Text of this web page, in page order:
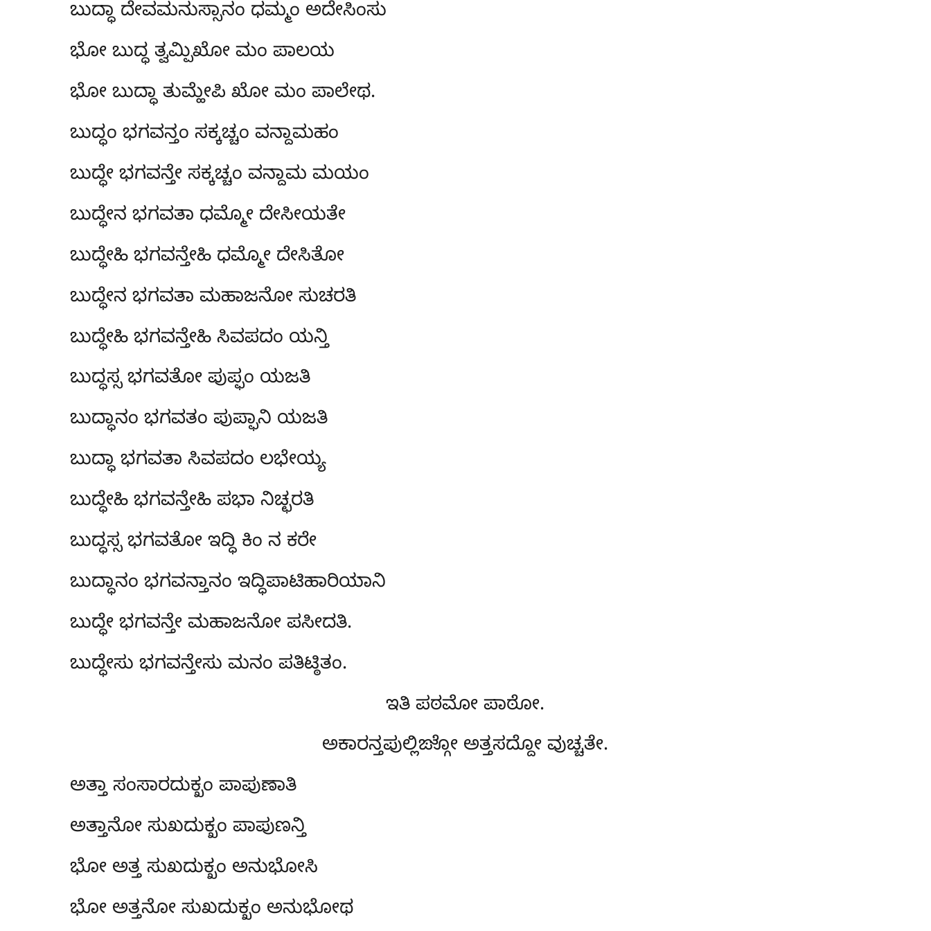
ಬುದ್ಧಾ ದೇವಮನುಸ್ಸಾನಂ ಧಮ್ಮಂ ಅದೇಸಿಂಸು
ಭೋ ಬುದ್ಧ ತ್ವಮ್ಪಿಖೋ ಮಂ ಪಾಲಯ
ಭೋ ಬುದ್ಧಾ ತುಮ್ಹೇಪಿ ಖೋ ಮಂ ಪಾಲೇಥ.
ಬುದ್ಧಂ ಭಗವನ್ತಂ ಸಕ್ಕಚ್ಚಂ ವನ್ದಾಮಹಂ
ಬುದ್ಧೇ ಭಗವನ್ತೇ ಸಕ್ಕಚ್ಚಂ ವನ್ದಾಮ ಮಯಂ
ಬುದ್ಧೇನ ಭಗವತಾ ಧಮ್ಮೋ ದೇಸೀಯತೇ
ಬುದ್ಧೇಹಿ ಭಗವನ್ತೇಹಿ ಧಮ್ಮೋ ದೇಸಿತೋ
ಬುದ್ಧೇನ ಭಗವತಾ ಮಹಾಜನೋ ಸುಚರತಿ
ಬುದ್ಧೇಹಿ ಭಗವನ್ತೇಹಿ ಸಿವಪದಂ ಯನ್ತಿ
ಬುದ್ಧಸ್ಸ ಭಗವತೋ ಪುಪ್ಫಂ ಯಜತಿ
ಬುದ್ಧಾನಂ ಭಗವತಂ ಪುಪ್ಫಾನಿ ಯಜತಿ
ಬುದ್ಧಾ ಭಗವತಾ ಸಿವಪದಂ ಲಭೇಯ್ಯ
ಬುದ್ಧೇಹಿ ಭಗವನ್ತೇಹಿ ಪಭಾ ನಿಚ್ಛರತಿ
ಬುದ್ಧಸ್ಸ ಭಗವತೋ ಇದ್ಧಿ ಕಿಂ ನ ಕರೇ
ಬುದ್ಧಾನಂ ಭಗವನ್ತಾನಂ ಇದ್ಧಿಪಾಟಿಹಾರಿಯಾನಿ
ಬುದ್ಧೇ ಭಗವನ್ತೇ ಮಹಾಜನೋ ಪಸೀದತಿ.
ಬುದ್ಧೇಸು ಭಗವನ್ತೇಸು ಮನಂ ಪತಿಟ್ಠಿತಂ.
ಇತಿ ಪಠಮೋ ಪಾಠೋ.
ಅಕಾರನ್ತಪುಲ್ಲಿಙ್ಗೋ ಅತ್ತಸದ್ದೋ ವುಚ್ಚತೇ.
ಅತ್ತಾ ಸಂಸಾರದುಕ್ಖಂ ಪಾಪುಣಾತಿ
ಅತ್ತಾನೋ ಸುಖದುಕ್ಖಂ ಪಾಪುಣನ್ತಿ
ಭೋ ಅತ್ತ ಸುಖದುಕ್ಖಂ ಅನುಭೋಸಿ
ಭೋ ಅತ್ತನೋ ಸುಖದುಕ್ಖಂ ಅನುಭೋಥ